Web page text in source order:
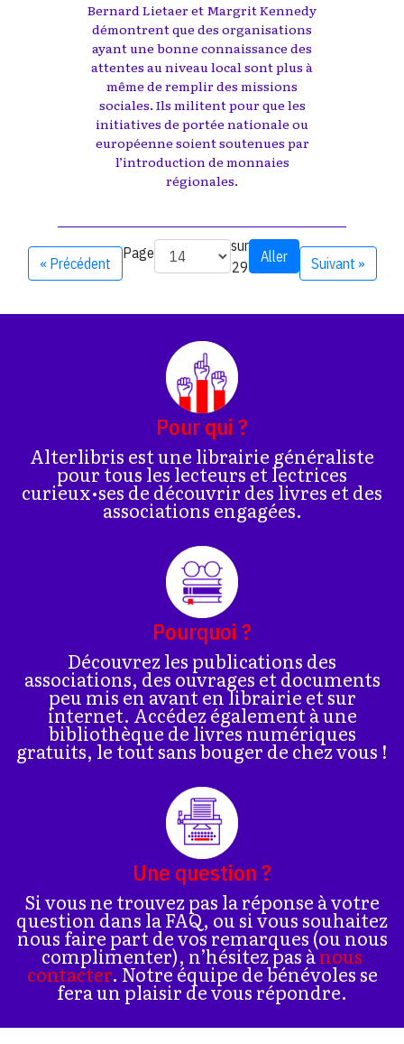
Bernard Lietaer et Margrit Kennedy
démontrent que des organisations
ayant une bonne connaissance des
attentes au niveau local sont plus à
même de remplir des missions
sociales. Ils militent pour que les
initiatives de portée nationale ou
européenne soient soutenues par
l’introduction de monnaies
régionales.
« Précédent
Page
sur
29
Aller Suivant »
Pour qui ?
Alterlibris est une librairie généraliste
pour tous les lecteurs et lectrices
curieux•ses de découvrir des livres et des
associations engagées.
Pourquoi ?
Découvrez les publications des
associations, des ouvrages et documents
peu mis en avant en librairie et sur
internet. Accédez également à une
bibliothèque de livres numériques
gratuits, le tout sans bouger de chez vous !
Une question ?
Si vous ne trouvez pas la réponse à votre
question dans la FAQ, ou si vous souhaitez
nous faire part de vos remarques (ou nous
complimenter), n’hésitez pas ànous
contacter. Notre équipe de bénévoles se
fera un plaisir de vous répondre.